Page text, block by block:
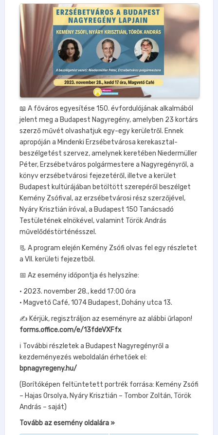
📖 A főváros egyesítése 150. évfordulójának alkalmából
jelent meg a Budapest Nagyregény, amelyben 23 kortárs
szerző művét olvashatjuk egy-egy kerületről. Ennek
apropóján a Mindenki Erzsébetvárosa kerekasztal-
beszélgetést szervez, amelynek keretében Niedermüller
Péter, Erzsébetváros polgármestere a Nagyregényről, a
könyv erzsébetvárosi fejezetéről, illetve a kerület
Budapest kultúrájában betöltött szerepéről beszélget
Kemény Zsófival, az erzsébetvárosi rész szerzőjével,
Nyáry Krisztián íróval, a Budapest 150 Tanácsadó
Testületének elnökével, valamint Török András
művelődéstörténésszel.
📃 A program elején Kemény Zsófi olvas fel egy részletet
a VII. kerületi fejezetből.
📅 Az esemény időpontja és helyszíne:
• 2023. november 28., kedd 17:00 óra
• Magvető Café, 1074 Budapest, Dohány utca 13.
✍️ Kérjük, regisztráljon az eseményre az alábbi űrlapon!
forms.office.com/e/13fdeVXFfx
ℹ️ További részletek a Budapest Nagyregényről a
kezdeményezés weboldalán érhetőek el:
bpnagyregeny.hu/
(Borítóképen feltüntetett portrék forrása: Kemény Zsófi
– Hajas Orsolya, Nyáry Krisztián – Tombor Zoltán, Török
András – saját)
Tovább az esemény oldalára »